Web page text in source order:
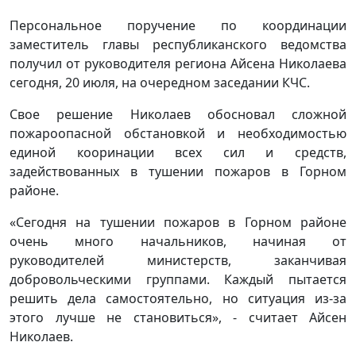
Персональное поручение по координации
заместитель главы республиканского ведомства
получил от руководителя региона Айсена Николаева
сегодня, 20 июля, на очередном заседании КЧС.
Свое решение Николаев обосновал сложной
пожароопасной обстановкой и необходимостью
единой кооринации всех сил и средств,
задействованных в тушении пожаров в Горном
районе.
«Сегодня на тушении пожаров в Горном районе
очень много начальников, начиная от
руководителей министерств, заканчивая
добровольческими группами. Каждый пытается
решить дела самостоятельно, но ситуация из-за
этого лучше не становиться», - считает Айсен
Николаев.